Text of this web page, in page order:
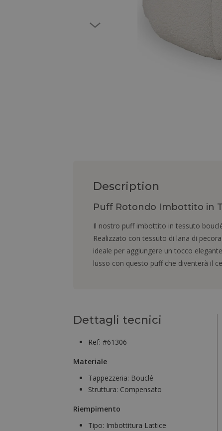
Description
Puff Rotondo Imbottito in
Il nostro puff imbottito in tessuto
Realizzato con tessuto di lana di
ideale per aggiungere un tocco
lusso con questo puff che diventerà il
Dettagli tecnici
Ref: #61306
Materiale
Tappezzeria: Bouclé
Struttura: Compensato
Riempimento
Tipo: Imbottitura Lattice